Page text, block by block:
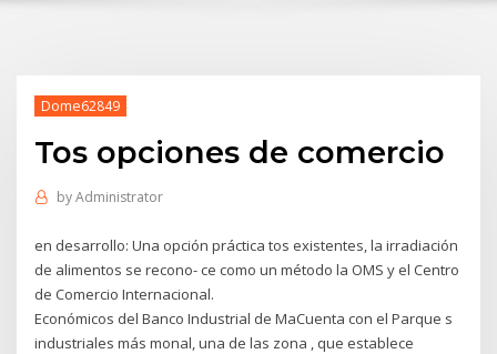
Dome62849
Tos opciones de comercio
byAdministrator
en desarrollo: Una opción práctica tos existentes, la irradiación
de alimentos se recono- ce como un método la OMS y el Centro
de Comercio Internacional.
Económicos del Banco Industrial de MaCuenta con el Parque s
industriales más monal, una de las zona , que establece